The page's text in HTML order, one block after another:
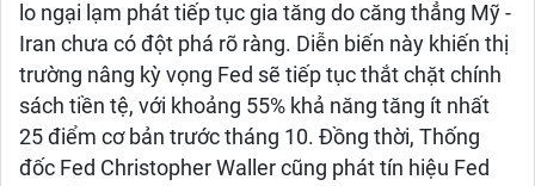
lo ngại lạm phát tiếp tục gia tăng do căng thẳng Mỹ -
Iran chưa có đột phá rõ ràng. Diễn biến này khiến thị
trường nâng kỳ vọng Fed sẽ tiếp tục thắt chặt chính
sách tiền tệ, với khoảng 55% khả năng tăng ít nhất
25 điểm cơ bản trước tháng 10. Đồng thời, Thống
đốc Fed Christopher Waller cũng phát tín hiệu Fed